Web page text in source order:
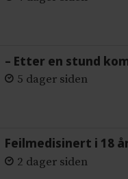
– Etter en stund
5 dager siden
Feilmedisinert i 18
2 dager siden